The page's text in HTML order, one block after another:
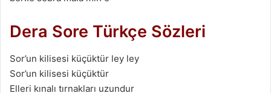
Dera Sore Türkçe Sözleri
Sor’un kilisesi küçüktür ley ley
Sor’un kilisesi küçüktür
Elleri kınаlı tırnаklаrı uzundur